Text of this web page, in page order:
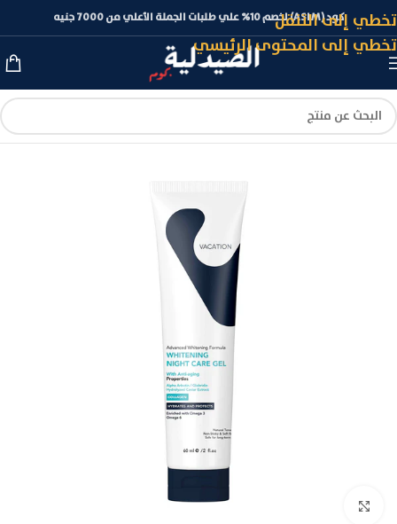
تخطي إلى التنقل
تخطي إلى المحتوى الرئيسي
كود (ASLM) لخصم 10% علي طلبات الجملة الأعلي من 7000 جنيه